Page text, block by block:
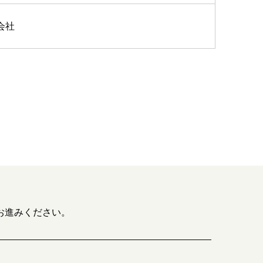
社
みください。